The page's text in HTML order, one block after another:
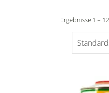
Ergebnisse 1 –